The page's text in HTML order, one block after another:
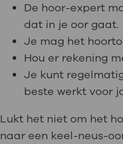
De hoor-expert
dat in je oor gaat.
Je mag het
Hou er rekening
Je kunt
beste werkt voor
Lukt het niet om het
naar een keel-neus-